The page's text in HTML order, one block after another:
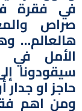
في فقرة
صراص
هالعالم…
الأمل في
سيقودونا
حاجز او
ومن اهم